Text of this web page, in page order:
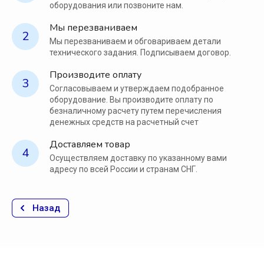
оборудования или позвоните нам.
2
Мы перезваниваем
Мы перезваниваем и обговариваем детали
технического задания. Подписываем договор.
3
Производите оплату
Согласовываем и утверждаем подобранное
оборудование. Вы производите оплату по
безналичному расчету путем перечисления
денежных средств на расчетный счет
4
Доставляем товар
Осуществляем доставку по указанному вами
адресу по всей России и странам СНГ.
Назад